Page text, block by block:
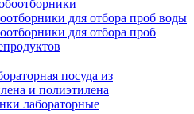
для отбора проб воды
для отбора проб
посуда из
и полиэтилена
лабораторные